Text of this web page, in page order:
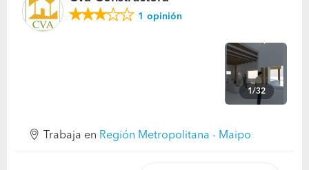
1 opinión
1/32
Trabaja en Región Metropolitana - Maipo